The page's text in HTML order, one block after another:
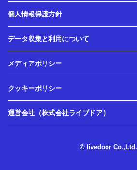
個人情報保護方針
データ収集と利用について
メディアポリシー
クッキーポリシー
運営会社（株式会社ライブドア）
© livedoor Co.,Ltd.